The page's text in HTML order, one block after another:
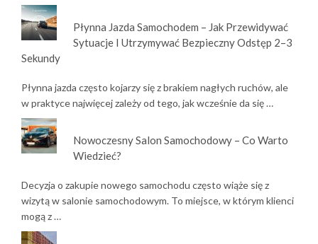
Płynna Jazda Samochodem – Jak Przewidywać
Sytuacje I Utrzymywać Bezpieczny Odstęp 2–3
Sekundy
Płynna jazda często kojarzy się z brakiem nagłych ruchów, ale
w praktyce najwięcej zależy od tego, jak wcześnie da się …
Nowoczesny Salon Samochodowy – Co Warto
Wiedzieć?
Decyzja o zakupie nowego samochodu często wiąże się z
wizytą w salonie samochodowym. To miejsce, w którym klienci
mogą z …